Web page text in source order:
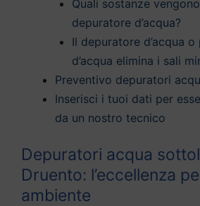
Quali sostanze
depuratore d’acqua?
Il depuratore d’acqua
d’acqua elimina i sali
Preventivo depuratori
Inserisci i tuoi dati per
da un nostro tecnico
Depuratori acqua
Druento: l’eccellenza
ambiente